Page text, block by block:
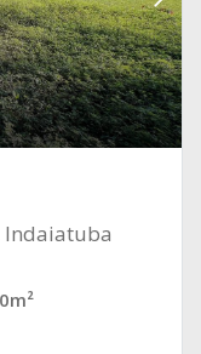
Indaiatuba